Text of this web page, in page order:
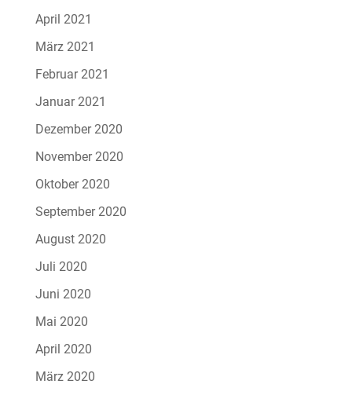
April 2021
März 2021
Februar 2021
Januar 2021
Dezember 2020
November 2020
Oktober 2020
September 2020
August 2020
Juli 2020
Juni 2020
Mai 2020
April 2020
März 2020